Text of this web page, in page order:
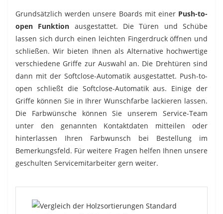
Grundsätzlich werden unsere Boards mit einer Push-to-
open Funktion ausgestattet. Die Türen und Schübe
lassen sich durch einen leichten Fingerdruck öffnen und
schließen. Wir bieten Ihnen als Alternative hochwertige
verschiedene Griffe zur Auswahl an. Die Drehtüren sind
dann mit der Softclose-Automatik ausgestattet. Push-to-
open schließt die Softclose-Automatik aus. Einige der
Griffe können Sie in Ihrer Wunschfarbe lackieren lassen.
Die Farbwünsche können Sie unserem Service-Team
unter den genannten Kontaktdaten mitteilen oder
hinterlassen Ihren Farbwunsch bei Bestellung im
Bemerkungsfeld. Für weitere Fragen helfen Ihnen unsere
geschulten Servicemitarbeiter gern weiter.